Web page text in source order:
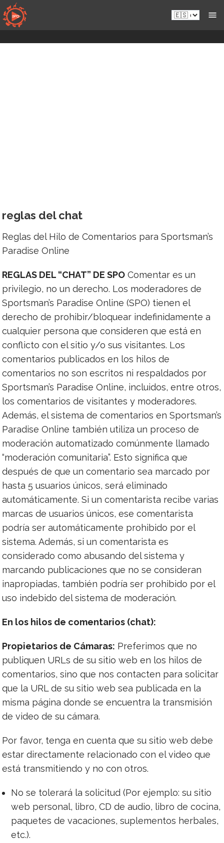
Saltar
al
contenido
Es.sportsmansparadiseonline.com
reglas del chat
Reglas del Hilo de Comentarios para Sportsman’s
Paradise Online
REGLAS DEL “CHAT” DE SPO Comentar es un
privilegio, no un derecho. Los moderadores de
Sportsman’s Paradise Online (SPO) tienen el
derecho de prohibir/bloquear indefinidamente a
cualquier persona que consideren que está en
conflicto con el sitio y/o sus visitantes. Los
comentarios publicados en los hilos de
comentarios no son escritos ni respaldados por
Sportsman’s Paradise Online, incluidos, entre otros,
los comentarios de visitantes y moderadores.
Además, el sistema de comentarios en Sportsman’s
Paradise Online también utiliza un proceso de
moderación automatizado comúnmente llamado
“moderación comunitaria”. Esto significa que
después de que un comentario sea marcado por
hasta 5 usuarios únicos, será eliminado
automáticamente. Si un comentarista recibe varias
marcas de usuarios únicos, ese comentarista
podría ser automáticamente prohibido por el
sistema. Además, si un comentarista es
considerado como abusando del sistema y
marcando publicaciones que no se consideran
inapropiadas, también podría ser prohibido por el
uso indebido del sistema de moderación.
En los hilos de comentarios (chat):
Propietarios de Cámaras: Preferimos que no
publiquen URLs de su sitio web en los hilos de
comentarios, sino que nos contacten para solicitar
que la URL de su sitio web sea publicada en la
misma página donde se encuentra la transmisión
de video de su cámara.
Por favor, tenga en cuenta que su sitio web debe
estar directamente relacionado con el video que
está transmitiendo y no con otros.
No se tolerará la solicitud (Por ejemplo: su sitio
web personal, libro, CD de audio, libro de cocina,
paquetes de vacaciones, suplementos herbales,
etc.).